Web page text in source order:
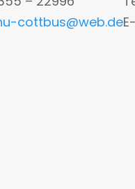
cottbus@web.de